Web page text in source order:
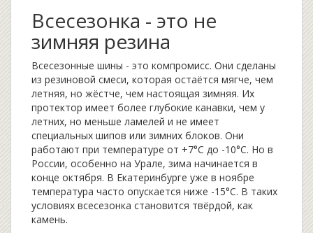
Всесезонка - это не
зимняя резина
Всесезонные шины - это компромисс. Они сделаны
из резиновой смеси, которая остаётся мягче, чем
летняя, но жёстче, чем настоящая зимняя. Их
протектор имеет более глубокие канавки, чем у
летних, но меньше ламелей и не имеет
специальных шипов или зимних блоков. Они
работают при температуре от +7°C до -10°C. Но в
России, особенно на Урале, зима начинается в
конце октября. В Екатеринбурге уже в ноябре
температура часто опускается ниже -15°C. В таких
условиях всесезонка становится твёрдой, как
камень.